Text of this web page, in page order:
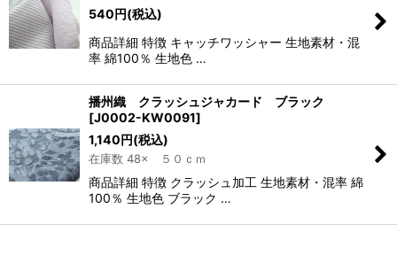
540円(税込)
商品詳細 特徴 キャッチワッシャー 生地素材・混
率 綿100％ 生地色 …
播州織 クラッシュジャカード ブラック
[J0002-KW0091]
1,140円(税込)
在庫数 48× ５０ｃｍ
商品詳細 特徴 クラッシュ加工 生地素材・混率 綿
100％ 生地色 ブラック …